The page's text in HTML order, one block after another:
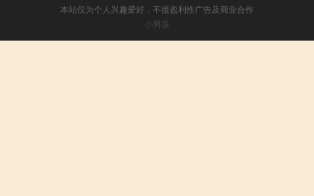
本站仅为个人兴趣爱好，不接盈利性广告及商业合作
小男孩